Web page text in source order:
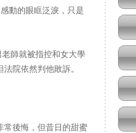
動的眼眶泛淚，只是
師就被指控和女大學
院依然判他敗訴。
常後悔，但昔日的甜蜜